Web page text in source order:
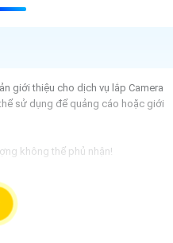
giới thiệu cho dịch vụ lắp Camera
sử dụng để quảng cáo hoặc giới
không thể phủ nhận!
hảo cho ngôi nhà, văn phòng
dịch vụ lắp Camera Hikvision của
lượng không thể phủ nhận!